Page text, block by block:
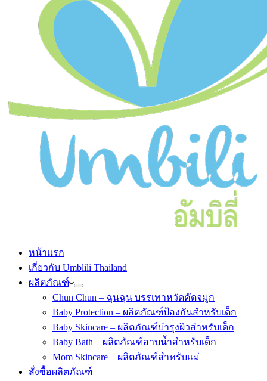
หน้าแรก
เกี่ยวกับ Umblili Thailand
ผลิตภัณฑ์
Chun Chun – ฉุนฉุน บรรเทาหวัดคัดจมูก
Baby Protection – ผลิตภัณฑ์ป้องกันสำหรับเด็ก
Baby Skincare – ผลิตภัณฑ์บำรุงผิวสำหรับเด็ก
Baby Bath – ผลิตภัณฑ์อาบน้ำสำหรับเด็ก
Mom Skincare – ผลิตภัณฑ์สำหรับแม่
สั่งซื้อผลิตภัณฑ์